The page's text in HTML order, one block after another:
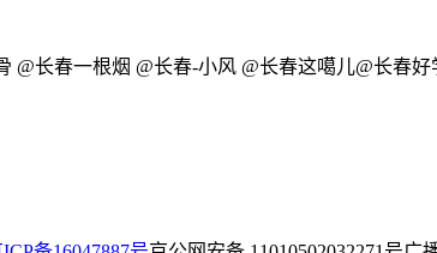
@长春一根烟 @长春-小风 @长春这噶儿@长春